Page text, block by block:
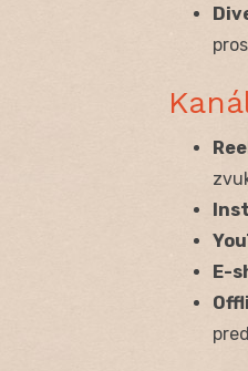
E-